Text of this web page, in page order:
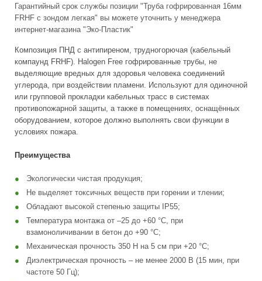
Гарантийный срок службы позиции "Труба гофрированная 16мм
FRHF с зондом легкая" вы можете уточнить у менеджера
интернет-магазина "Эко-Пластик"
Композиция ПНД с антипиреном, трудногорючая (кабельный
компаунд FRНF). Halogen Free гофрированные трубы, не
выделяющие вредных для здоровья человека соединений
углерода, при воздействии пламени. Используют для одиночной
или групповой прокладки кабельных трасс в системах
противопожарной защиты, а также в помещениях, оснащённых
оборудованием, которое должно выполнять свои функции в
условиях пожара.
Преимущества
Экологически чистая продукция;
Не выделяет токсичных веществ при горении и тлении;
Обладают высокой степенью защиты IP55;
Температура монтажа от –25 до +60 °С, при
взамоноличивании в бетон до +90 °С;
Механическая прочность 350 Н на 5 см при +20 °С;
Диэлектрическая прочность – не менее 2000 В (15 мин, при
частоте 50 Гц);